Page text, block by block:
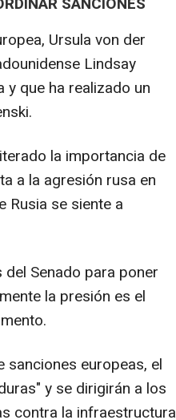
Ursula von der
Lindsay
que ha realizado un
la importancia de
a la agresión rusa en
Rusia se siente a
Senado para poner
la presión es el
sanciones europeas, el
y se dirigirán a los
contra la infraestructura